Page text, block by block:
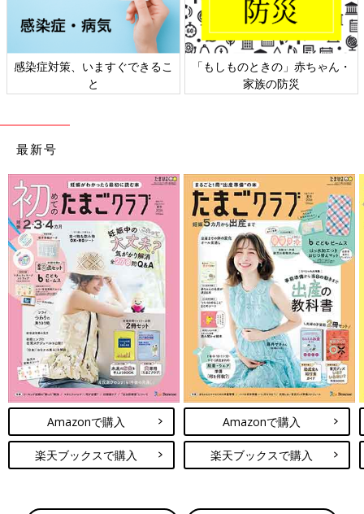
感染症対策、いますぐできるこ
と
「もしものときの」赤ちゃん・
家族の防災
最新号
Amazonで購入
楽天ブックスで購入
Amazonで購入
楽天ブックスで購入